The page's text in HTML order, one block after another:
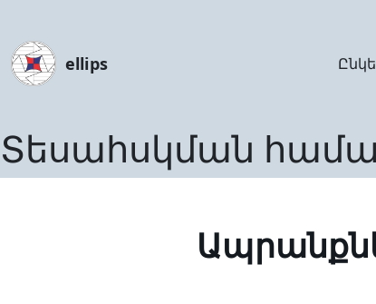
ellips
Տեսահսկման